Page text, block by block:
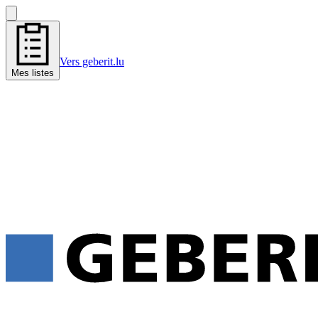
Mes listes
Vers geberit.lu